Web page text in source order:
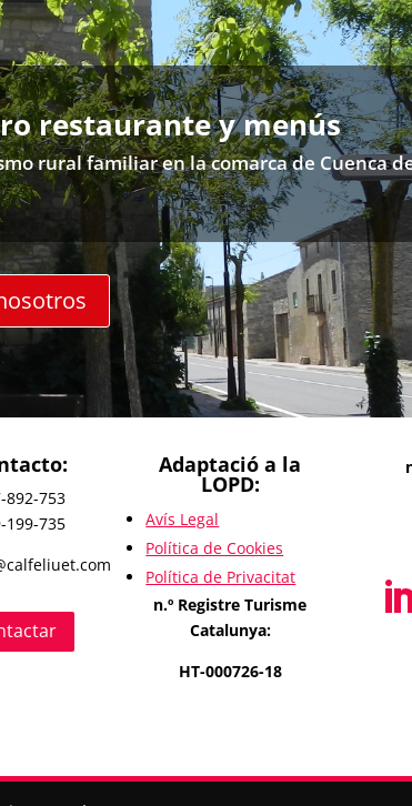
restaurante y menús
rural familiar en la comarca de Cuenca
892-753
199-735
Adaptació a la
LOPD:
Avís Legal
Política de Cookies
Política de Privacitat
n.º Registre Turisme
Catalunya:
HT-000726-18